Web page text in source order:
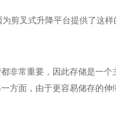
剪叉式升降平台提供了这样
常重要，因此存储是一个
方面，由于更容易储存的伸